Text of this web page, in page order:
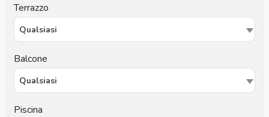
Terrazzo
Qualsiasi
Balcone
Qualsiasi
Piscina